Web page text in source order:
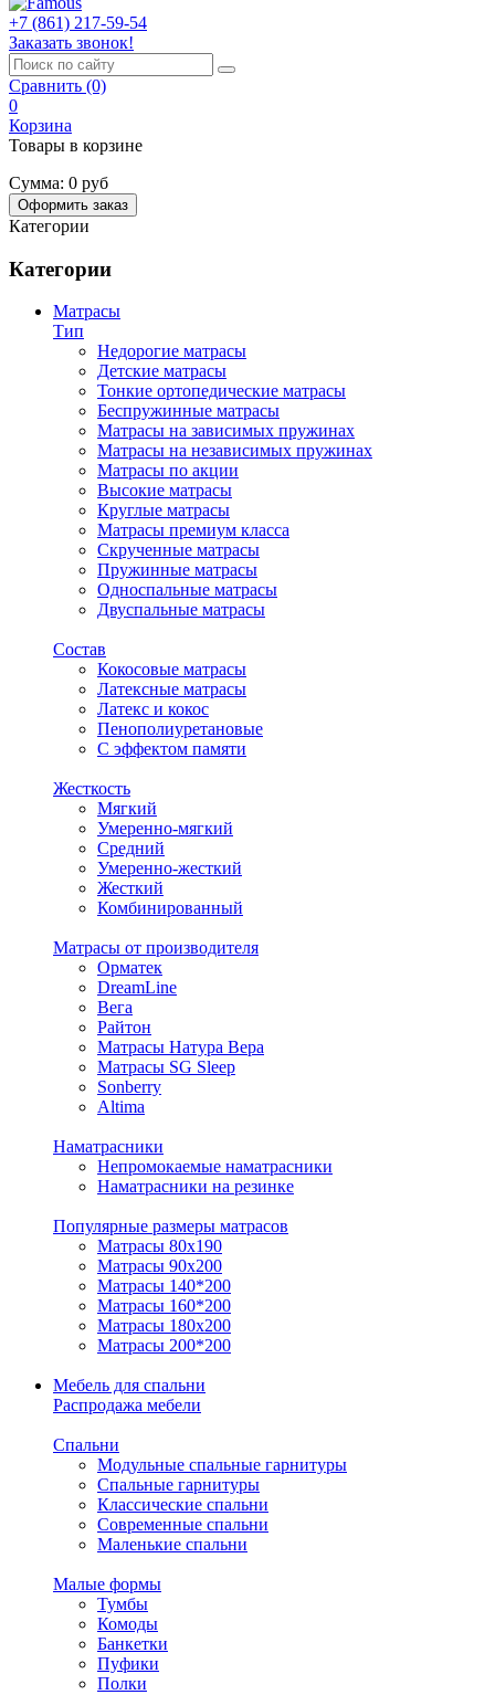
+7 (861) 217-59-54
Заказать звонок!
Сравнить (0)
0
Корзина
Товары в корзине
Сумма: 0 руб
Оформить заказ
Категории
Категории
Матрасы
Тип
Недорогие матрасы
Детские матрасы
Тонкие ортопедические матрасы
Беспружинные матрасы
Матрасы на зависимых пружинах
Матрасы на независимых пружинах
Матрасы по акции
Высокие матрасы
Круглые матрасы
Матрасы премиум класса
Скрученные матрасы
Пружинные матрасы
Односпальные матрасы
Двуспальные матрасы
Состав
Кокосовые матрасы
Латексные матрасы
Латекс и кокос
Пенополиуретановые
С эффектом памяти
Жесткость
Мягкий
Умеренно-мягкий
Средний
Умеренно-жесткий
Жесткий
Комбинированный
Матрасы от производителя
Орматек
DreamLine
Вега
Райтон
Матрасы Натура Вера
Матрасы SG Sleep
Sonberry
Altima
Наматрасники
Непромокаемые наматрасники
Наматрасники на резинке
Популярные размеры матрасов
Матрасы 80x190
Матрасы 90x200
Матрасы 140*200
Матрасы 160*200
Матрасы 180x200
Матрасы 200*200
Мебель для спальни
Распродажа мебели
Спальни
Модульные спальные гарнитуры
Спальные гарнитуры
Классические спальни
Современные спальни
Маленькие спальни
Малые формы
Тумбы
Комоды
Банкетки
Пуфики
Полки